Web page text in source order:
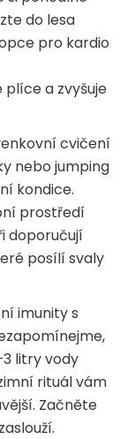
do lesa
pro kardio
a zvyšuje
cvičení
nebo jumping
kondice.
prostředí
doporučují
posílí svaly
imunity s
litry vody
rituál vám
Začněte